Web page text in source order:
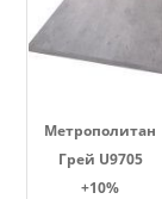
Метрополитан
Грей U9705
+10%